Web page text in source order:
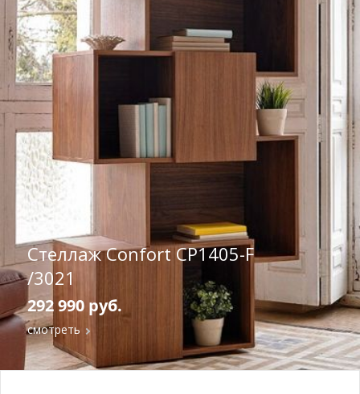
смотреть
Стеллаж Confort CP1405-F
/3021
292 990 руб.